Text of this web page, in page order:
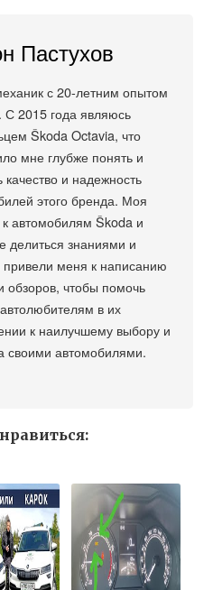
Пастухов
с 20-летним опытом
С 2015 года являюсь
Škoda Octavia, что
мне глубже понять и
качество и надежность
этого бренда. Моя
к автомобилям Škoda и
делиться знаниями и
меня к написанию
обзоров, чтобы помочь
в их
к наилучшему выбору и
своими автомобилями.